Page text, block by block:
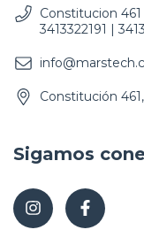
Constitucion 461
3413322191 |
Constitución
Sigamos